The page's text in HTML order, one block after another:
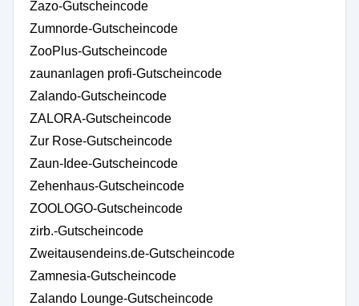
Zazo-Gutscheincode
Zumnorde-Gutscheincode
ZooPlus-Gutscheincode
zaunanlagen profi-Gutscheincode
Zalando-Gutscheincode
ZALORA-Gutscheincode
Zur Rose-Gutscheincode
Zaun-Idee-Gutscheincode
Zehenhaus-Gutscheincode
ZOOLOGO-Gutscheincode
zirb.-Gutscheincode
Zweitausendeins.de-Gutscheincode
Zamnesia-Gutscheincode
Zalando Lounge-Gutscheincode